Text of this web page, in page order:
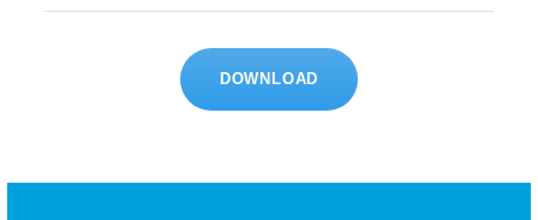
DOWNLOAD